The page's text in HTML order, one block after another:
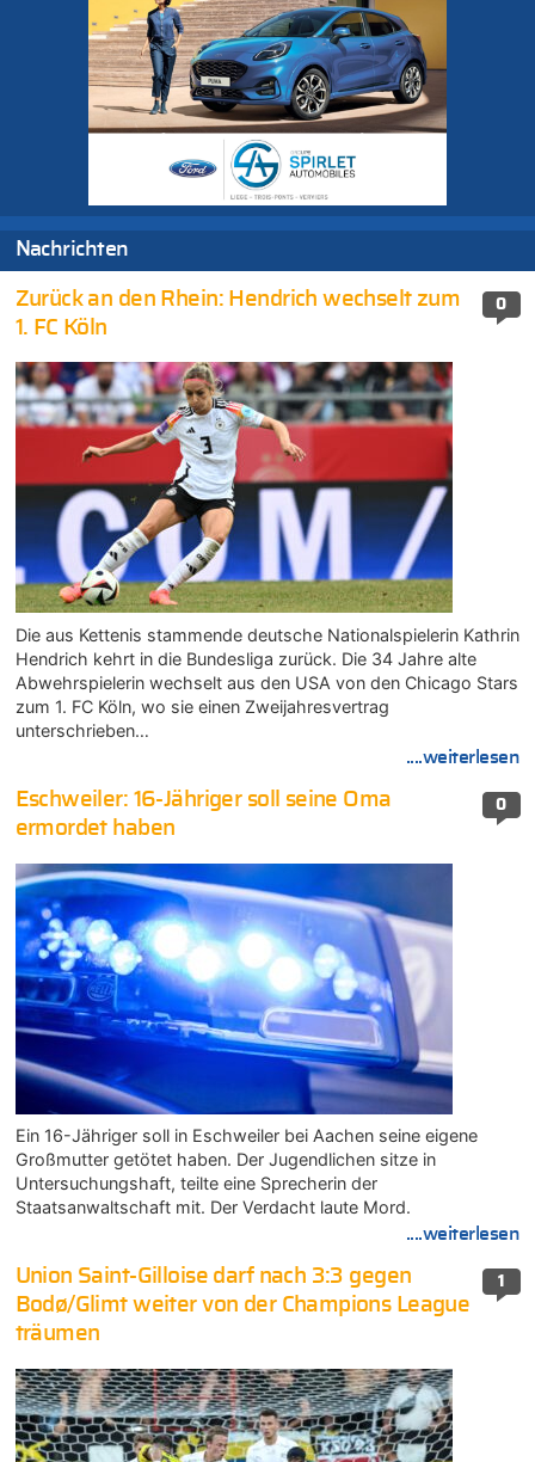
Nachrichten
0
Zurück an den Rhein: Hendrich wechselt zum
1. FC Köln
Die aus Kettenis stammende deutsche Nationalspielerin Kathrin
Hendrich kehrt in die Bundesliga zurück. Die 34 Jahre alte
Abwehrspielerin wechselt aus den USA von den Chicago Stars
zum 1. FC Köln, wo sie einen Zweijahresvertrag
unterschrieben…
....weiterlesen
0
Eschweiler: 16-Jähriger soll seine Oma
ermordet haben
Ein 16-Jähriger soll in Eschweiler bei Aachen seine eigene
Großmutter getötet haben. Der Jugendlichen sitze in
Untersuchungshaft, teilte eine Sprecherin der
Staatsanwaltschaft mit. Der Verdacht laute Mord.
....weiterlesen
1
Union Saint-Gilloise darf nach 3:3 gegen
Bodø/Glimt weiter von der Champions League
träumen